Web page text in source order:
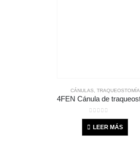
CÁNULAS TRAQUEOSTOMÍA
0out of 5
LEER MÁS